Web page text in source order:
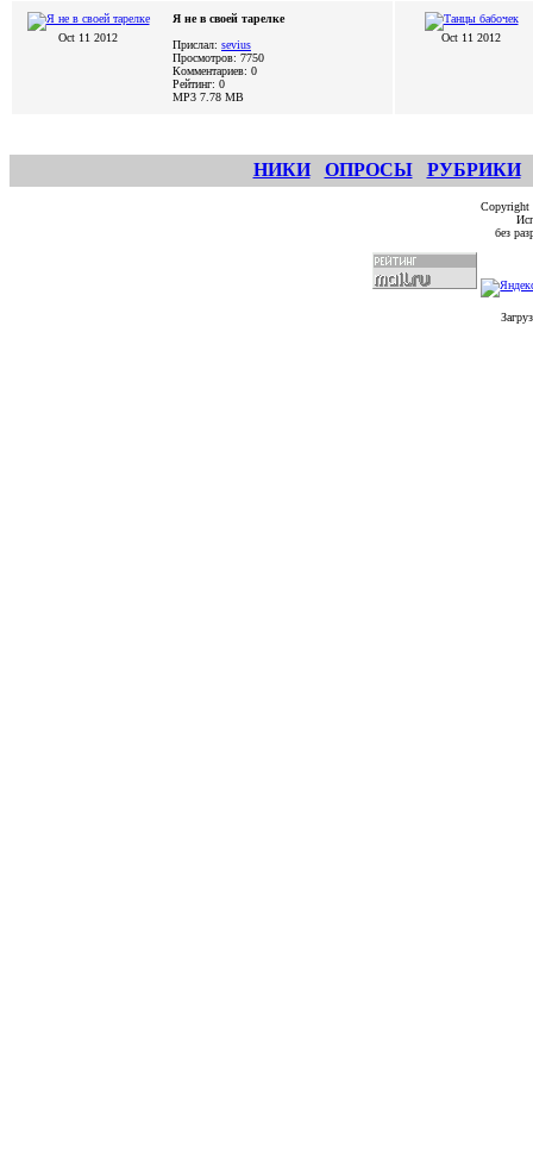
Oct 11 2012
Я не в своей тарелке
Прислал: sevius
Просмотров: 7750
Комментариев: 0
Рейтинг: 0
MP3 7.78 MB
Oct 11 2012
НИКИ ОПРОСЫ РУБРИКИ
без